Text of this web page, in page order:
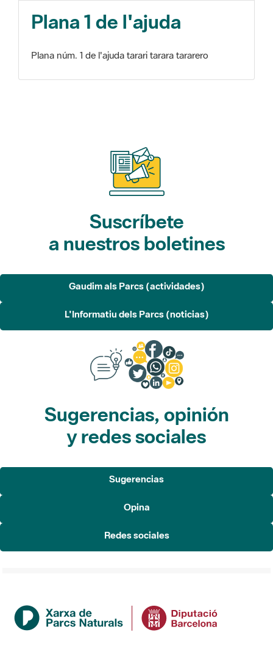
Plana 1 de l'ajuda
Plana núm. 1 de l'ajuda tarari tarara tararero
Suscríbete
a nuestros boletines
Gaudim als Parcs (actividades)
L'Informatiu dels Parcs (noticias)
Sugerencias, opinión
y redes sociales
Sugerencias
Opina
Redes sociales